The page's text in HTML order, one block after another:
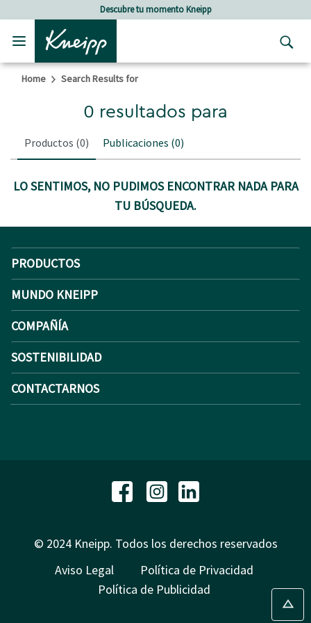
Skip to main content
Skip to footer contentDescubre tu momento Kneipp
Home Search Results for
0 resultados para
Productos (0) Publicaciones (0)
LO SENTIMOS, NO PUDIMOS ENCONTRAR NADA PARA
TU BÚSQUEDA.
PRODUCTOS
MUNDO KNEIPP
COMPAÑÍA
SOSTENIBILIDAD
CONTACTARNOS
© 2024 Kneipp. Todos los derechos reservados
Aviso Legal
Política de Privacidad
Política de Publicidad